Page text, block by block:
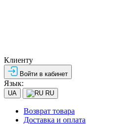
Клиенту
Войти в кабинет
Язык:
UA RU
Возврат товара
Доставка и оплата